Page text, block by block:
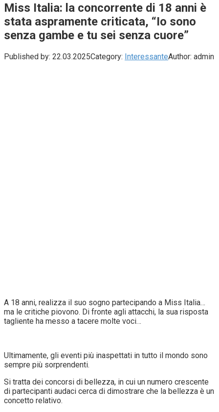
Miss Italia: la concorrente di 18 anni è
stata aspramente criticata, “Io sono
senza gambe e tu sei senza cuore”
Published by: 22.03.2025Category: InteressanteAuthor: admin
A 18 anni, realizza il suo sogno partecipando a Miss Italia…
ma le critiche piovono. Di fronte agli attacchi, la sua risposta
tagliente ha messo a tacere molte voci…
Ultimamente, gli eventi più inaspettati in tutto il mondo sono
sempre più sorprendenti.
Si tratta dei concorsi di bellezza, in cui un numero crescente
di partecipanti audaci cerca di dimostrare che la bellezza è un
concetto relativo.